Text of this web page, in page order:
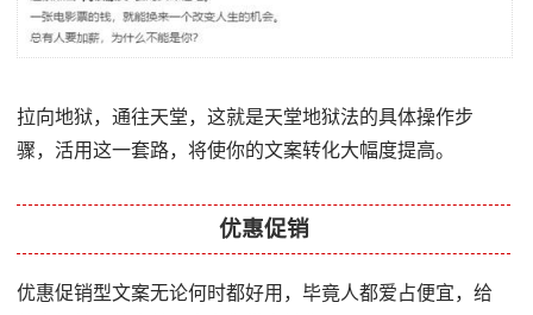
拉向地狱，通往天堂，这就是天堂地狱法的具体操作步
骤，活用这一套路，将使你的文案转化大幅度提高。
优惠促销
优惠促销型文案无论何时都好用，毕竟人都爱占便宜，给